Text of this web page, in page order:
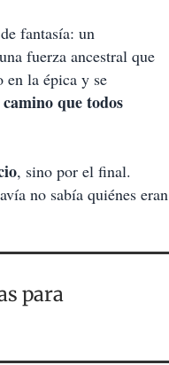
fantasía: un
fuerza ancestral que
en la épica y se
que todos
, sino por el final.
no sabía quiénes eran
para